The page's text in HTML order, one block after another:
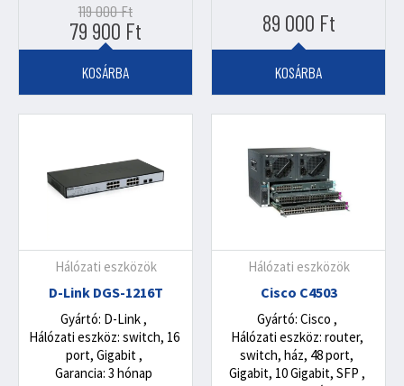
119 000Ft
Original
price
was:
119
000 Ft.
79 900 Ft
price
79
900 Ft.
KOSÁRBA
89 000 Ft
KOSÁRBA
Hálózati eszközök
D-Link DGS-1216T
Gyártó: D-Link
Hálózati eszköz: switch, 16
port, Gigabit
Garancia: 3 hónap
Hálózati eszközök
Cisco C4503
Gyártó: Cisco
Hálózati eszköz: router,
switch, ház, 48 port,
Gigabit, 10 Gigabit, SFP